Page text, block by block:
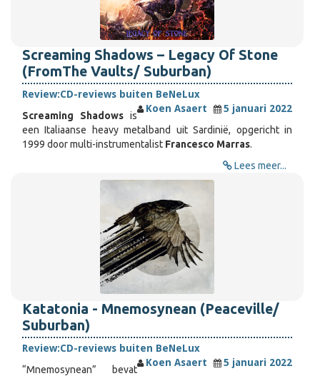
Screaming Shadows – Legacy Of Stone
(FromThe Vaults/ Suburban)
Review:CD-reviews buiten BeNeLux
Koen Asaert
5 januari 2022
Screaming Shadows is
een Italiaanse heavy metalband uit Sardinië, opgericht in
1999 door multi-instrumentalist Francesco Marras.
Lees meer...
Katatonia - Mnemosynean (Peaceville/
Suburban)
Review:CD-reviews buiten BeNeLux
Koen Asaert
5 januari 2022
“Mnemosynean” bevat